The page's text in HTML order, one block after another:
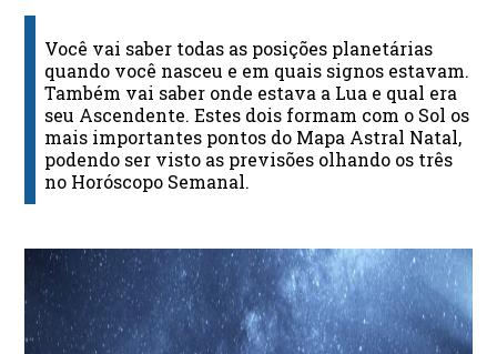
Você vai saber todas as posições planetárias
quando você nasceu e em quais signos estavam.
Também vai saber onde estava a Lua e qual era
seu Ascendente. Estes dois formam com o Sol os
mais importantes pontos do Mapa Astral Natal,
podendo ser visto as previsões olhando os três
no Horóscopo Semanal.